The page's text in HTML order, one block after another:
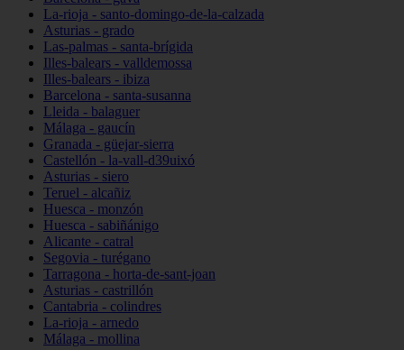
La-rioja - santo-domingo-de-la-calzada
Asturias - grado
Las-palmas - santa-brígida
Illes-balears - valldemossa
Illes-balears - ibiza
Barcelona - santa-susanna
Lleida - balaguer
Málaga - gaucín
Granada - güejar-sierra
Castellón - la-vall-d39uixó
Asturias - siero
Teruel - alcañiz
Huesca - monzón
Huesca - sabiñánigo
Alicante - catral
Segovia - turégano
Tarragona - horta-de-sant-joan
Asturias - castrillón
Cantabria - colindres
La-rioja - arnedo
Málaga - mollina